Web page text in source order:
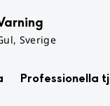
Sverige
Professionella